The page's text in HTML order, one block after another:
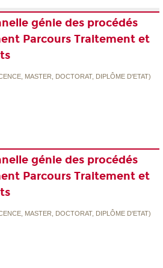
génie des procédés
Parcours Traitement et
MASTER, DOCTORAT, DIPLÔME D'ETAT)
génie des procédés
Parcours Traitement et
MASTER, DOCTORAT, DIPLÔME D'ETAT)